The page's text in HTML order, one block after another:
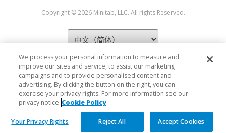
Copyright © 2026 Minitab, LLC. All rights Reserved.
We process your personal information to measure and
improve our sites and service, to assist our marketing
campaigns and to provide personalised content and
advertising. By clicking the button on the right, you can
exercise your privacy rights. For more information see our
privacy notice Cookie Policy
Your Privacy Rights Reject All Accept Cookies